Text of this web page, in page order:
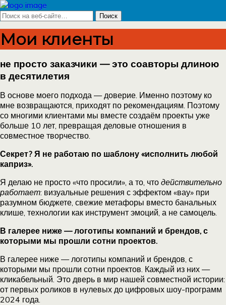
Мои клиенты
не просто заказчики — это соавторы длиною
в десятилетия
В основе моего подхода — доверие. Именно поэтому ко
мне возвращаются, приходят по рекомендациям. Поэтому
со многими клиентами мы вместе создаём проекты уже
больше 10 лет, превращая деловые отношения в
совместное творчество.
Секрет? Я не работаю по шаблону «исполнить любой
каприз».
Я делаю не просто «что просили», а то, что действительно
работает: визуальные решения с эффектом «вау» при
разумном бюджете, свежие метафоры вместо банальных
клише, технологии как инструмент эмоций, а не самоцель.
В галерее ниже — логотипы компаний и брендов, с
которыми мы прошли сотни проектов.
В галерее ниже — логотипы компаний и брендов, с
которыми мы прошли сотни проектов. Каждый из них —
кликабельный. Это дверь в мир нашей совместной истории:
от первых роликов в нулевых до цифровых шоу-программ
2024 года.